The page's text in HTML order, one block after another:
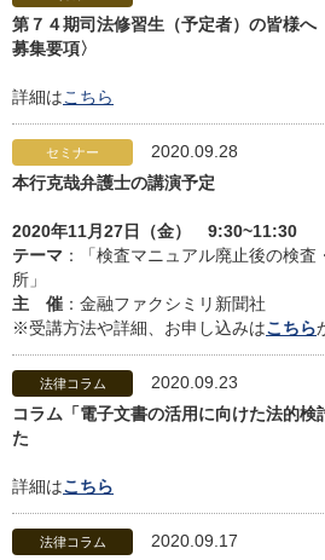
第７４期司法修習生（予定者）の皆様へ
募集要項〉
詳細はこちら
セミナー
2020.09.28
本行克哉弁護士の講演予定
2020年11月27日（金） 9:30~11:30
テーマ ：「検査マニュアル廃止後の検
所」
主 催 ：金融ファクシミリ新聞社
※受講方法や詳細、お申し込みはこちら
法律コラム
2020.09.23
コラム「電子文書の活用に向けた法的検
た
詳細はこちら
法律コラム
2020.09.17